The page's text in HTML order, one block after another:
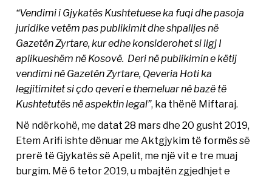
“Vendimi i Gjykatës Kushtetuese ka fuqi dhe pasoja
juridike vetëm pas publikimit dhe shpalljes në
Gazetën Zyrtare, kur edhe konsiderohet si ligj I
aplikueshëm në Kosovë. Deri në publikimin e këtij
vendimi në Gazetën Zyrtare, Qeveria Hoti ka
legjitimitet si çdo qeveri e themeluar në bazë të
Kushtetutës në aspektin legal”, ka thënë Miftaraj.
Në ndërkohë, me datat 28 mars dhe 20 gusht 2019,
Etem Arifi ishte dënuar me Aktgjykim të formës së
prerë të Gjykatës së Apelit, me një vit e tre muaj
burgim. Më 6 tetor 2019, u mbajtën zgjedhjet e